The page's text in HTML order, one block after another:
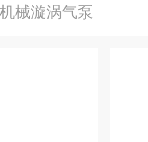
械漩涡气泵